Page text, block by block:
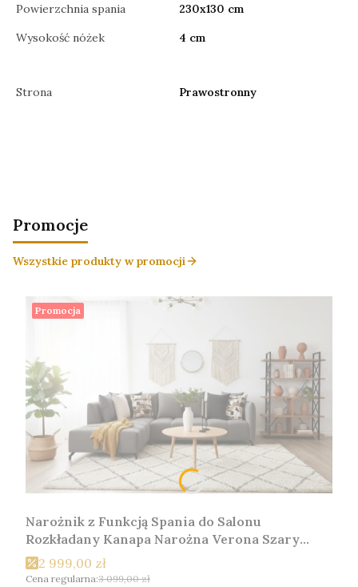
Powierzchnia spania
230x130 cm
Wysokość nóżek
4 cm
Strona Prawostronny
Promocje
Wszystkie produkty w promocji
Promocja
Narożnik z Funkcją Spania do Salonu
Rozkładany Kanapa Narożna Verona Szary
Lewy
2 999,00 zł
Cena regularna:3 099,00 zł